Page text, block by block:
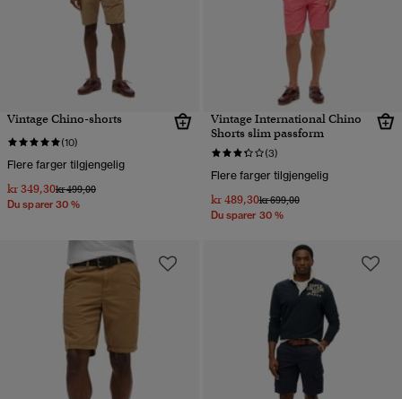
Vintage Chino-shorts
(10)
Flere farger tilgjengelig
kr 349,30Pris nedsatt fra
kr 499,00til
Du sparer 30 %
Vintage International Chino
Shorts slim passform
(3)
Flere farger tilgjengelig
kr 489,30Pris nedsatt fra
kr 699,00til
Du sparer 30 %